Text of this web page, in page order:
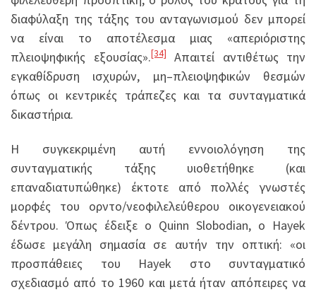
διαφύλαξη της τάξης του ανταγωνισμού δεν μπορεί
να είναι το αποτέλεσμα μιας «απεριόριστης
πλειοψηφικής εξουσίας».[34]
Απαιτεί αντιθέτως την
εγκαθίδρυση ισχυρών, μη–πλειοψηφικών θεσμών
όπως οι κεντρικές τράπεζες και τα συνταγματικά
δικαστήρια.
Η συγκεκριμένη αυτή εννοιολόγηση της
συνταγματικής τάξης υιοθετήθηκε (και
επαναδιατυπώθηκε) έκτοτε από πολλές γνωστές
μορφές του ορντο/νεοφιλελεύθερου οικογενειακού
δέντρου. Όπως έδειξε ο Quinn Slobodian, ο Hayek
έδωσε μεγάλη σημασία σε αυτήν την οπτική: «οι
προσπάθειες του Hayek στο συνταγματικό
σχεδιασμό από το 1960 και μετά ήταν απόπειρες να